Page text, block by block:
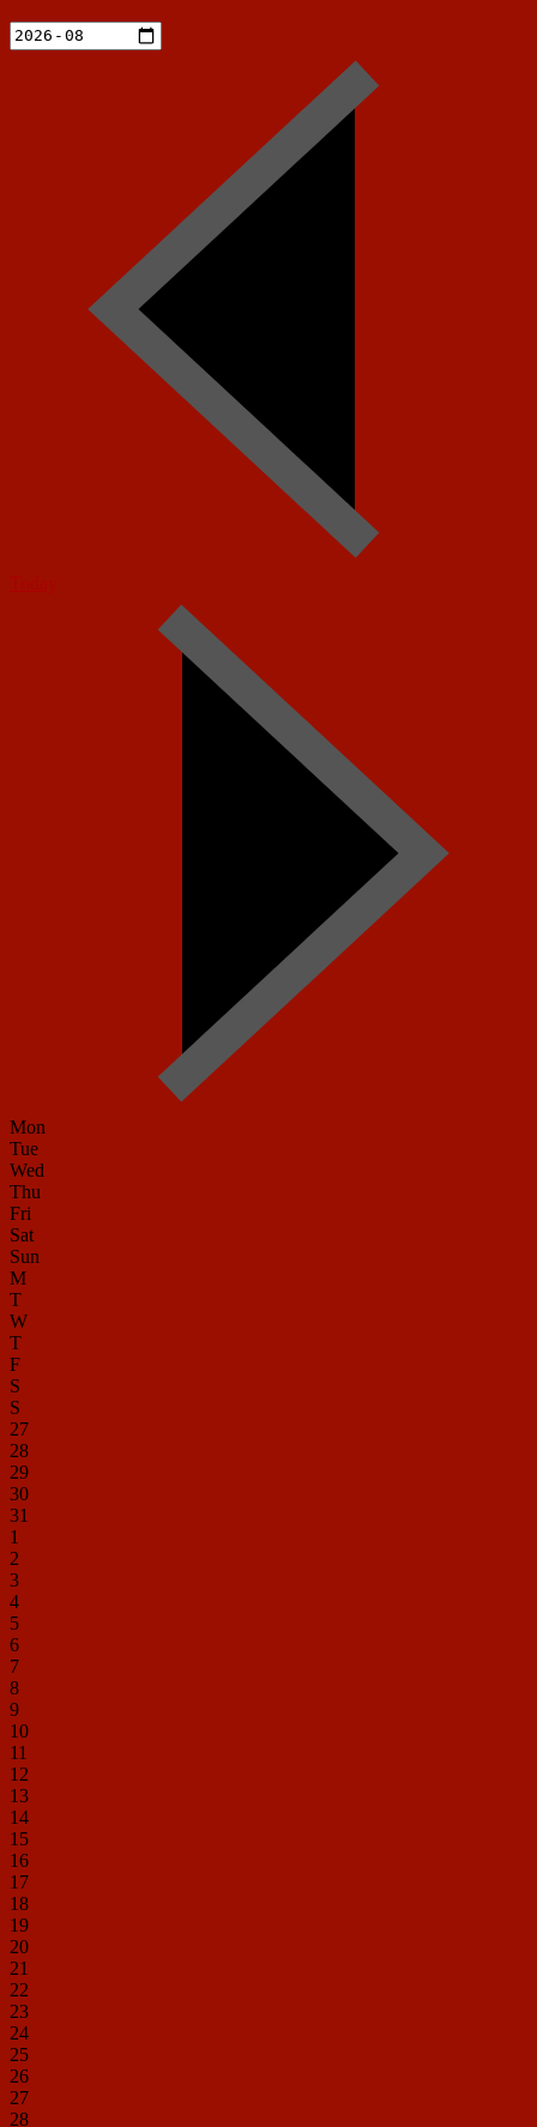
Mon
Tue
Wed
Thu
Fri
Sat
Sun
M
T
W
T
F
S
S
27
28
29
30
31
1
2
3
4
5
6
7
8
9
10
11
12
13
14
15
16
17
18
19
20
21
22
23
24
25
26
27
28